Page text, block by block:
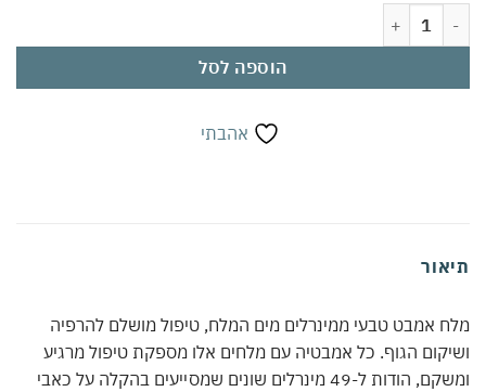
1.3 ק"ג | 49 מינרלים מים המלח | מרגיע כאבי מפרקים ושרירים | מטפל בפסוריאזיס ואקזמה | שמנים ותמציות צמחים לחוויה מחדשת
הוספה לסל
אהבתי
אמבט טבעי ממינרלים מים המלח, טיפול מושלם להרפיה
הגוף. כל אמבטיה עם מלחים אלו מספקת טיפול מרגיע
ומשקם, הודות ל-49 מינרלים שונים שמסייעים בהקלה על כאבי